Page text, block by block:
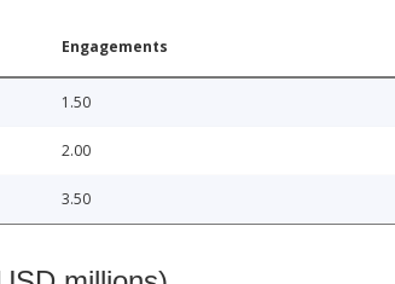
Engagements
1.50
2.00
3.50